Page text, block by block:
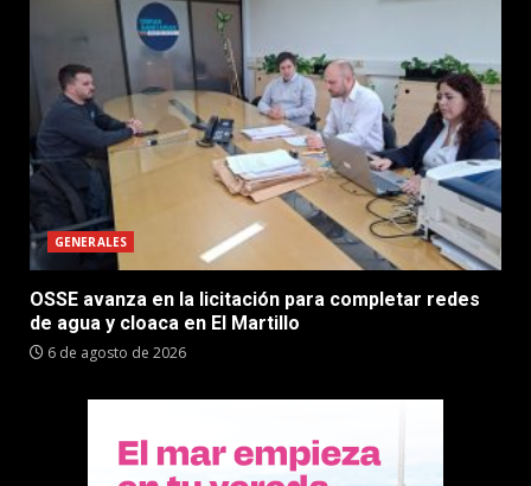
GENERALES
OSSE avanza en la licitación para completar redes
de agua y cloaca en El Martillo
6 de agosto de 2026